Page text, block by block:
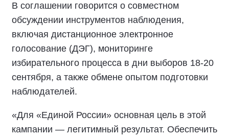
В соглашении говорится о совместном
обсуждении инструментов наблюдения,
включая дистанционное электронное
голосование (ДЭГ), мониторинге
избирательного процесса в дни выборов 18-20
сентября, а также обмене опытом подготовки
наблюдателей.
«Для «Единой России» основная цель в этой
кампании — легитимный результат. Обеспечить